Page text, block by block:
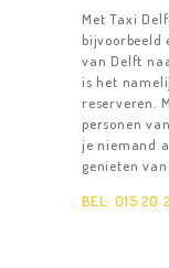
Met Taxi
bijvoorbeeld
van Delft
is het
reserveren.
personen
je niemand
genieten
BEL: 015 20